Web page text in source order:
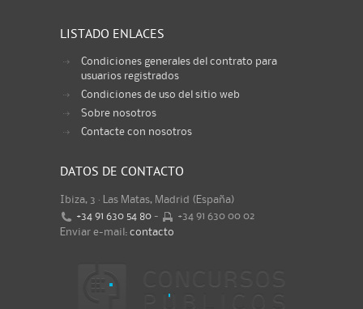
LISTADO ENLACES
Condiciones generales del contrato para
usuarios registrados
Condiciones de uso del sitio web
Sobre nosotros
Contacte con nosotros
DATOS DE CONTACTO
Ibiza, 3 · Las Matas, Madrid (España)
+34 91 630 54 80 -
+34 91 630 00 02
Enviar e-mail: contacto